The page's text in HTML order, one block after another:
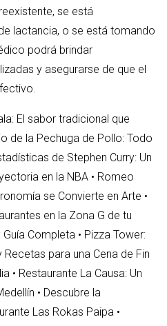
se está
lactancia, o se está tomando
podrá brindar
y asegurarse de que el
El sabor tradicional que
de la Pechuga de Pollo: Todo
de Stephen Curry: Un
en la NBA • Romeo
se Convierte en Arte •
en la Zona G de tu
Guía Completa • Pizza Tower:
Recetas para una Cena de Fin
• Restaurante La Causa: Un
• Descubre la
Las Rokas Paipa •